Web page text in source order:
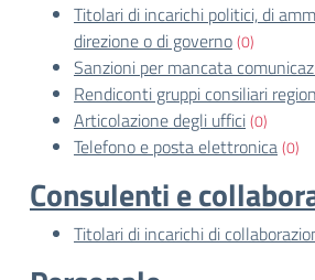
Titolari di incarichi politici, di
direzione o di governo(0)
Sanzioni per mancata
Rendiconti gruppi consiliari
Articolazione degli uffici(0)
Telefono e posta elettronica(0)
Consulenti e
Titolari di incarichi di